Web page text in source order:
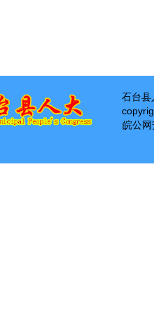
石台县
皖公